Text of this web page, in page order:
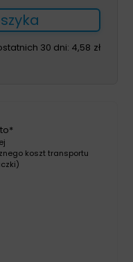
nawilżane
BED
BATH
30 dni: 4,58 zł
koszt transportu